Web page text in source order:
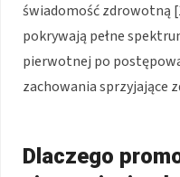
świadomość zdrowotną
pokrywają pełne
pierwotnej po
zachowania sprzyjające
Dlaczego